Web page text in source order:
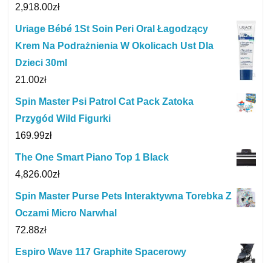
2,918.00zł
Uriage Bébé 1St Soin Peri Oral Łagodzący
Krem Na Podrażnienia W Okolicach Ust Dla
Dzieci 30ml
21.00zł
Spin Master Psi Patrol Cat Pack Zatoka
Przygód Wild Figurki
169.99zł
The One Smart Piano Top 1 Black
4,826.00zł
Spin Master Purse Pets Interaktywna Torebka Z
Oczami Micro Narwhal
72.88zł
Espiro Wave 117 Graphite Spacerowy